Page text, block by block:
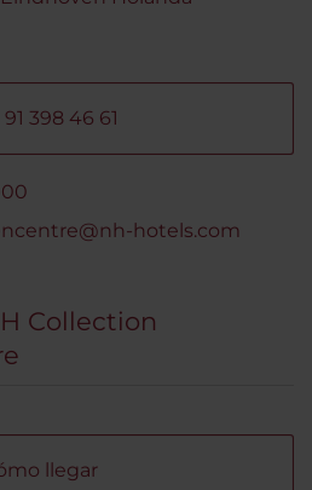
398 46 61
hotels.com
Collection
llegar